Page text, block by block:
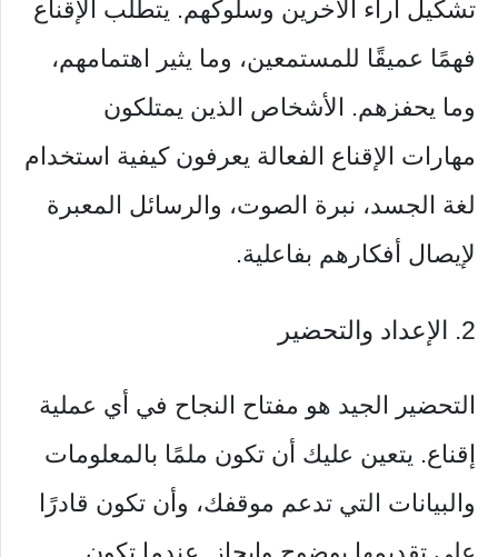
تشكيل آراء الآخرين وسلوكهم. يتطلب الإقناع
فهمًا عميقًا للمستمعين، وما يثير اهتمامهم،
وما يحفزهم. الأشخاص الذين يمتلكون
مهارات الإقناع الفعالة يعرفون كيفية استخدام
لغة الجسد، نبرة الصوت، والرسائل المعبرة
لإيصال أفكارهم بفاعلية.
2. الإعداد والتحضير
التحضير الجيد هو مفتاح النجاح في أي عملية
إقناع. يتعين عليك أن تكون ملمًا بالمعلومات
والبيانات التي تدعم موقفك، وأن تكون قادرًا